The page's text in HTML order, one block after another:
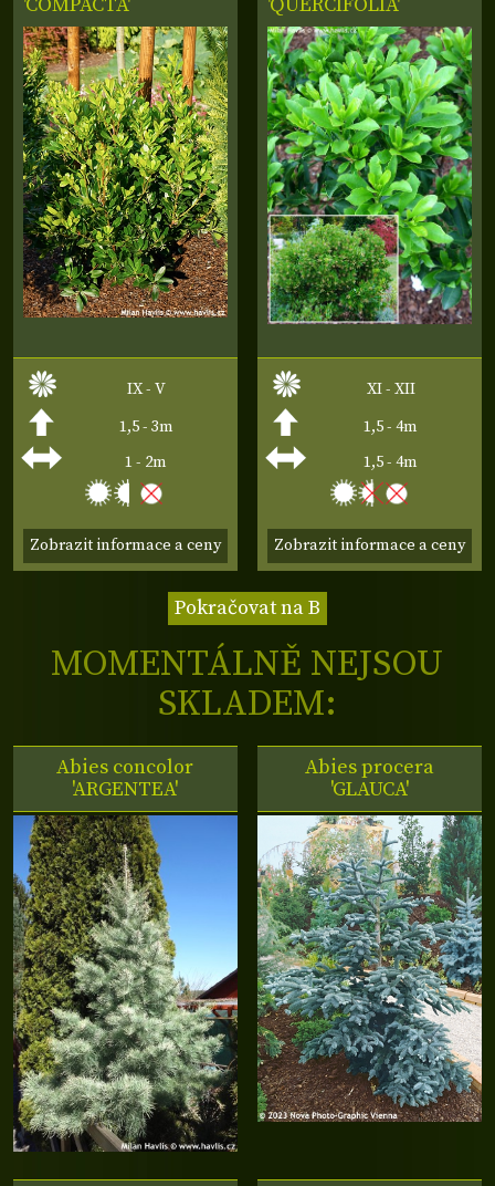
'COMPACTA'
IX - V
1,5 - 3m
1 - 2m
Zobrazit informace a ceny
'QUERCIFOLIA'
XI - XII
1,5 - 4m
1,5 - 4m
Zobrazit informace a ceny
Pokračovat na B
MOMENTÁLNĚ NEJSOU
SKLADEM:
Abies concolor
'ARGENTEA'
Abies procera
'GLAUCA'